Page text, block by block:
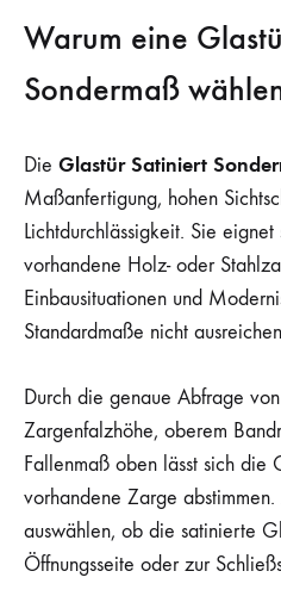
Warum eine
Sondermaß
Die Glastür Satiniert
Maßanfertigung, hohen
Lichtdurchlässigkeit. Sie
vorhandene Holz- oder
Einbausituationen und
Standardmaße nicht
Durch die genaue Abfrage
Zargenfalzhöhe, oberem
Fallenmaß oben lässt sich die
vorhandene Zarge
auswählen, ob die satinierte
Öffnungsseite oder zur